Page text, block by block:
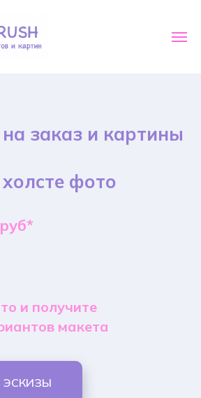
заказ и картины
фото
и получите
макета
ЭСКИЗЫ